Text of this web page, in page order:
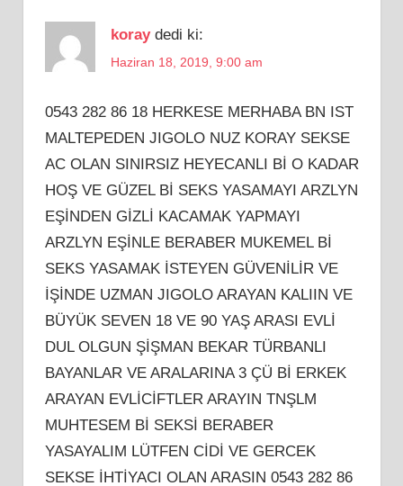
koray dedi ki:
Haziran 18, 2019, 9:00 am
0543 282 86 18 HERKESE MERHABA BN IST
MALTEPEDEN JIGOLO NUZ KORAY SEKSE
AC OLAN SINIRSIZ HEYECANLI Bİ O KADAR
HOŞ VE GÜZEL Bİ SEKS YASAMAYI ARZLYN
EŞİNDEN GİZLİ KACAMAK YAPMAYI
ARZLYN EŞİNLE BERABER MUKEMEL Bİ
SEKS YASAMAK İSTEYEN GÜVENİLİR VE
İŞİNDE UZMAN JIGOLO ARAYAN KALIIN VE
BÜYÜK SEVEN 18 VE 90 YAŞ ARASI EVLİ
DUL OLGUN ŞİŞMAN BEKAR TÜRBANLI
BAYANLAR VE ARALARINA 3 ÇÜ Bİ ERKEK
ARAYAN EVLİCİFTLER ARAYIN TNŞLM
MUHTESEM Bİ SEKSİ BERABER
YASAYALIM LÜTFEN CİDİ VE GERCEK
SEKSE İHTİYACI OLAN ARASIN 0543 282 86